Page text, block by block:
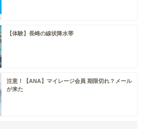
【体験】長崎の線状降水帯
注意！【ANA】マイレージ会員 期限切れ？メール
が来た